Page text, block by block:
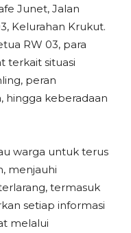
Junet, Jalan
Kelurahan Krukut.
RW 03, para
terkait situasi
peran
hingga keberadaan
warga untuk terus
menjauhi
termasuk
setiap informasi
melalui